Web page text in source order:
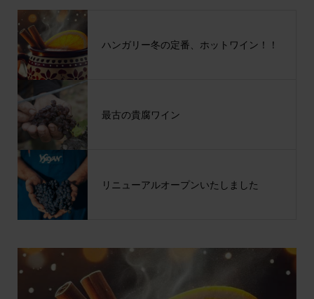
ハンガリー冬の定番、ホットワイン！！
最古の貴腐ワイン
リニューアルオープンいたしました